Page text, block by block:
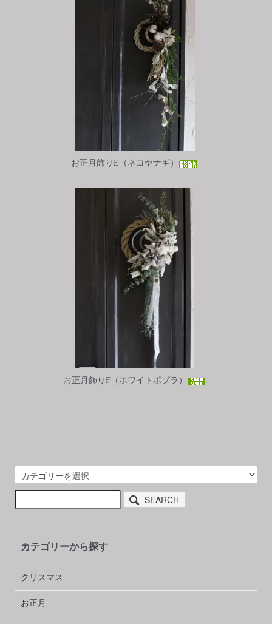
お正月飾りE（ネコヤナギ）
お正月飾りF（ホワイトポプラ）
SEARCH
カテゴリーから探す
クリスマス
お正月